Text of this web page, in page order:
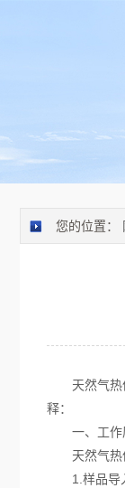
您的位置：
天然气热值
释：
一、工作
天然气热值
1.样品导入